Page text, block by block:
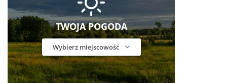
TWOJA POGODA
Wybierz miejscowość